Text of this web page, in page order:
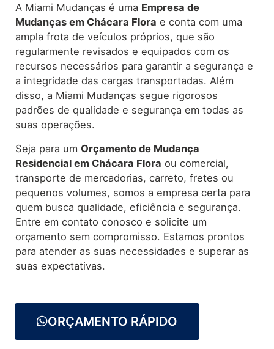
A Miami Mudanças é uma Empresa de
Mudanças em Chácara Flora e conta com uma
ampla frota de veículos próprios, que são
regularmente revisados e equipados com os
recursos necessários para garantir a segurança e
a integridade das cargas transportadas. Além
disso, a Miami Mudanças segue rigorosos
padrões de qualidade e segurança em todas as
suas operações.
Seja para um Orçamento de Mudança
Residencial em Chácara Flora ou comercial,
transporte de mercadorias, carreto, fretes ou
pequenos volumes, somos a empresa certa para
quem busca qualidade, eficiência e segurança.
Entre em contato conosco e solicite um
orçamento sem compromisso. Estamos prontos
para atender as suas necessidades e superar as
suas expectativas.
ORÇAMENTO RÁPIDO